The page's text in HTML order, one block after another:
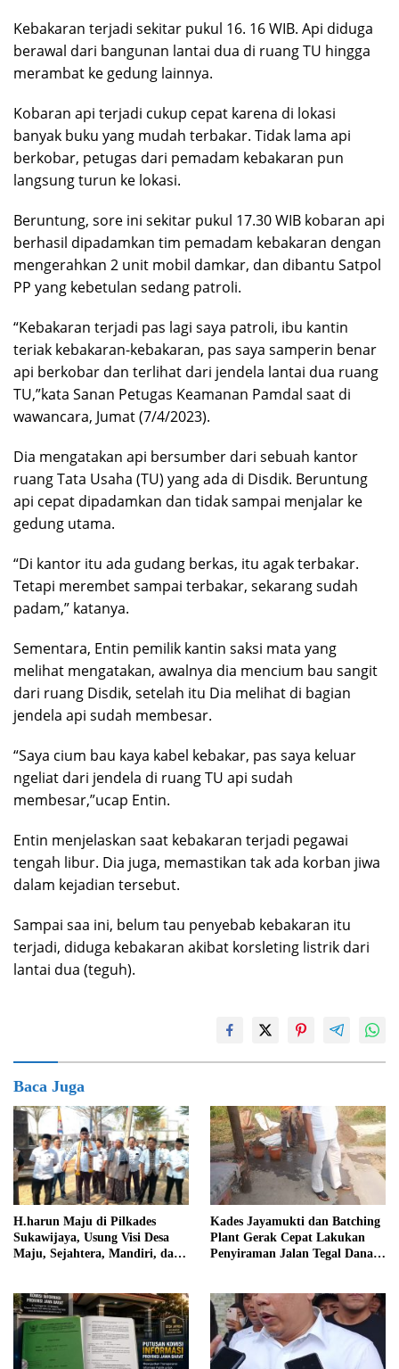
Kebakaran terjadi sekitar pukul 16. 16 WIB. Api diduga
berawal dari bangunan lantai dua di ruang TU hingga
merambat ke gedung lainnya.
Kobaran api terjadi cukup cepat karena di lokasi
banyak buku yang mudah terbakar. Tidak lama api
berkobar, petugas dari pemadam kebakaran pun
langsung turun ke lokasi.
Beruntung, sore ini sekitar pukul 17.30 WIB kobaran api
berhasil dipadamkan tim pemadam kebakaran dengan
mengerahkan 2 unit mobil damkar, dan dibantu Satpol
PP yang kebetulan sedang patroli.
“Kebakaran terjadi pas lagi saya patroli, ibu kantin
teriak kebakaran-kebakaran, pas saya samperin benar
api berkobar dan terlihat dari jendela lantai dua ruang
TU,”kata Sanan Petugas Keamanan Pamdal saat di
wawancara, Jumat (7/4/2023).
Dia mengatakan api bersumber dari sebuah kantor
ruang Tata Usaha (TU) yang ada di Disdik. Beruntung
api cepat dipadamkan dan tidak sampai menjalar ke
gedung utama.
“Di kantor itu ada gudang berkas, itu agak terbakar.
Tetapi merembet sampai terbakar, sekarang sudah
padam,” katanya.
Sementara, Entin pemilik kantin saksi mata yang
melihat mengatakan, awalnya dia mencium bau sangit
dari ruang Disdik, setelah itu Dia melihat di bagian
jendela api sudah membesar.
“Saya cium bau kaya kabel kebakar, pas saya keluar
ngeliat dari jendela di ruang TU api sudah
membesar,”ucap Entin.
Entin menjelaskan saat kebakaran terjadi pegawai
tengah libur. Dia juga, memastikan tak ada korban jiwa
dalam kejadian tersebut.
Sampai saa ini, belum tau penyebab kebakaran itu
terjadi, diduga kebakaran akibat korsleting listrik dari
lantai dua (teguh).
Baca Juga
H.harun Maju di Pilkades
Sukawijaya, Usung Visi Desa
Maju, Sejahtera, Mandiri, dan
Kades Jayamukti dan Batching
Plant Gerak Cepat Lakukan
Penyiraman Jalan Tegal Danas